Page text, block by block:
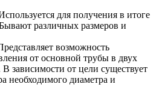
для получения в итоге
различных размеров и
возможность
от основной трубы в двух
В зависимости от цели существует
необходимого диаметра и